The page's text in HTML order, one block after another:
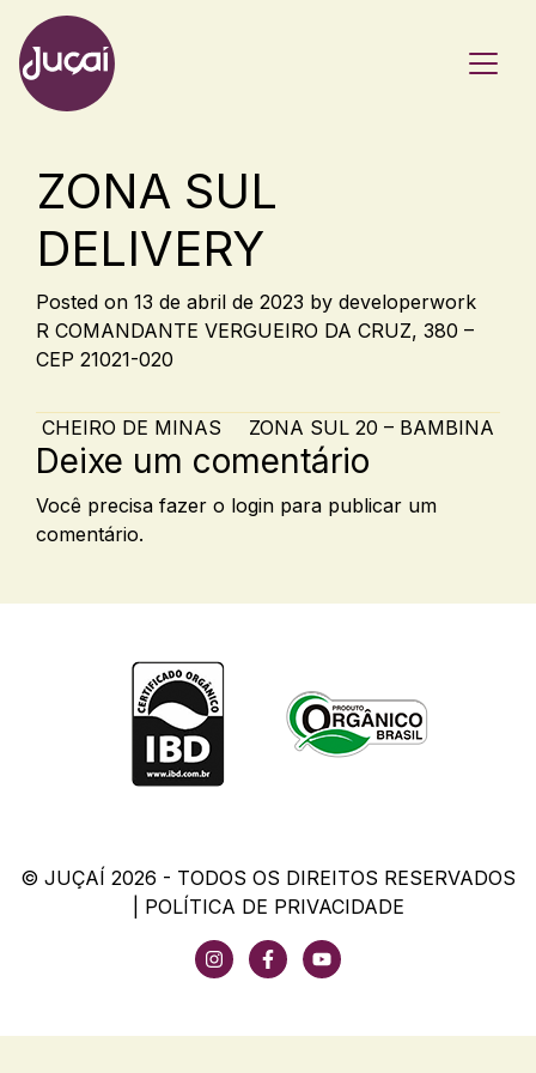
Main Navigation
ZONA SUL
DELIVERY
Posted on 13 de abril de 2023 by developerwork
R COMANDANTE VERGUEIRO DA CRUZ, 380 –
CEP 21021-020
Post navigation
CHEIRO DE MINAS ZONA SUL 20 – BAMBINA
Deixe um comentário
Você precisa fazer o login para publicar um
comentário.
© JUÇAÍ 2026 - TODOS OS DIREITOS RESERVADOS
POLÍTICA DE PRIVACIDADE